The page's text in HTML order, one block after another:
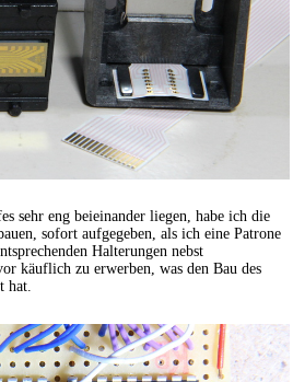
sehr eng beieinander liegen, habe ich die
sofort aufgegeben, als ich eine Patrone
Halterungen nebst
käuflich zu erwerben, was den Bau des
hat.